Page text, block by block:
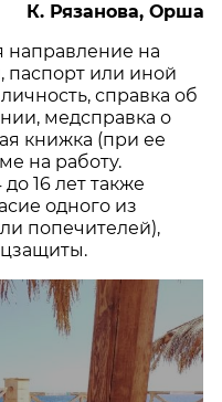
К. Рязанова, Орша
направление на
паспорт или иной
справка об
медсправка о
книжка (при ее
на работу.
16 лет также
одного из
попечителей),